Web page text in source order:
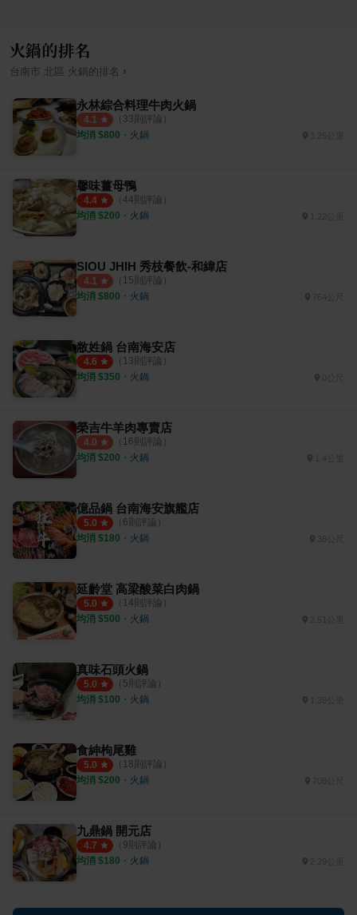
火鍋的排名
台南市 北區 火鍋 的排名 ›
永林綜合料理牛肉火鍋
4.1 （ 33則評論）
均消 $800 ・ 火鍋 3.25公里
馨味薑母鴨
4.4 （ 44則評論）
均消 $200 ・ 火鍋
SIOU JHIH 秀枝餐飲-和緯店
4.1 （ 15則評論）
均消 $800 ・ 火鍋 764公尺
敝姓鍋 台南海安店
4.6 （ 13則評論）
均消 $350 ・ 火鍋
榮吉牛羊肉專賣店
4.0 （ 16則評論）
均消 $200 ・ 火鍋 1.4公里
億品鍋 台南海安旗艦店
5.0 （ 6則評論）
均消 $180 ・ 火鍋
延齡堂 高梁酸菜白肉鍋
5.0 （ 14則評論）
均消 $500 ・ 火鍋 2.51公里
真味石頭火鍋
5.0 （ 5則評論）
均消 $100 ・ 火鍋
食紳枸尾雞
5.0 （ 18則評論）
均消 $200 ・ 火鍋
九鼎鍋 開元店
4.7 （ 9則評論）
均消 $180 ・ 火鍋